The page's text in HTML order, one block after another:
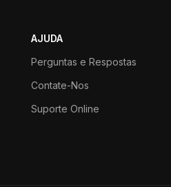
AJUDA
Perguntas e Respostas
Contate-Nos
Suporte Online